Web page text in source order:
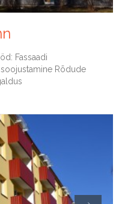
Fassaadi
Rõdude